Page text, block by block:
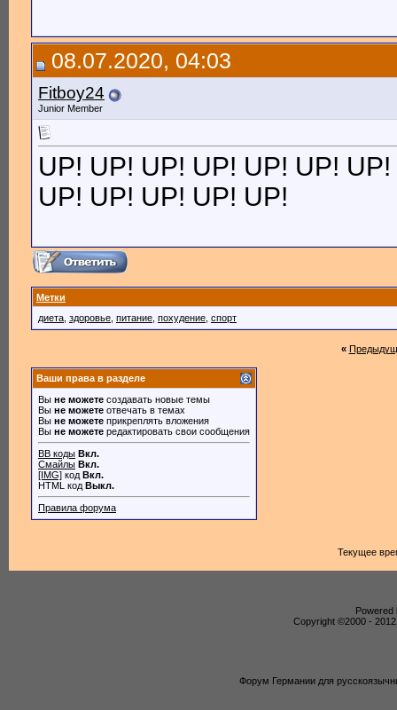
08.07.2020, 04:03
Fitboy24
Junior Member
UP! UP! UP! UP! UP! UP!
UP! UP! UP! UP! UP!
Метки
диета здоровье питание похудение спорт
«
Ваши права в разделе
Вы не можете создавать новые темы
Вы не можете отвечать в темах
Вы не можете прикреплять вложения
Вы не можете редактировать свои сообщения
BB коды Вкл.
Смайлы Вкл.
[IMG] код Вкл.
HTML код Выкл.
Правила форума
Текущее
Powered
Copyright ©2000 -
Форум Германии для